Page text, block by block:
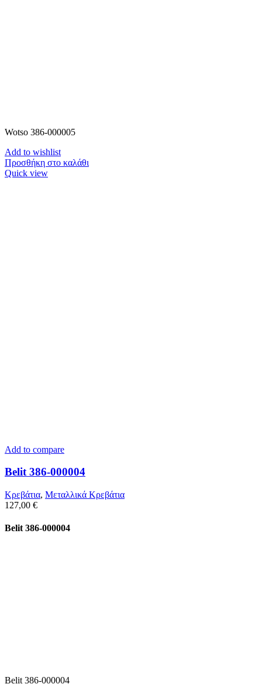
Wotso 386-000005
Add to wishlist
Προσθήκη στο καλάθι
Quick view
Add to compare
Belit 386-000004
Κρεβάτια, Μεταλλικά Κρεβάτια
127,00 €
Belit 386-000004
Belit 386-000004